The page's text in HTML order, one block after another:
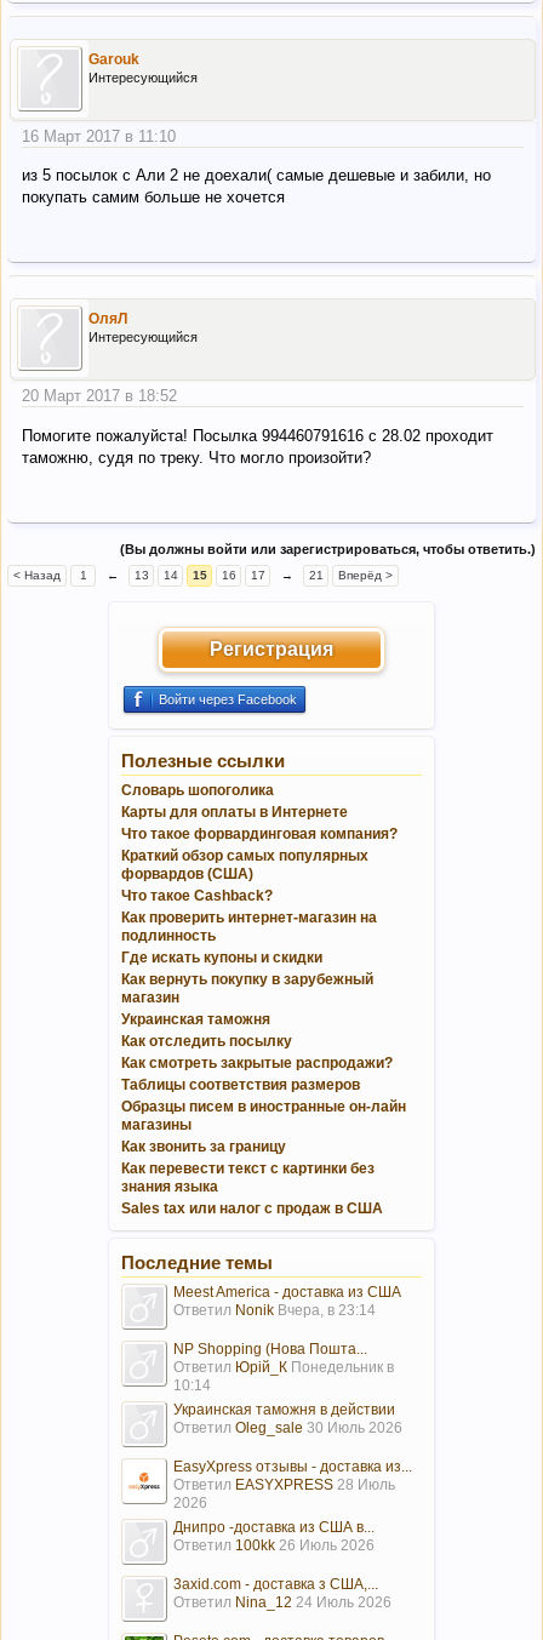
Garouk
Интересующийся
16 Март 2017 в 11:10
из 5 посылок с Али 2 не доехали( самые дешевые и забили, но
покупать самим больше не хочется
ОляЛ
Интересующийся
20 Март 2017 в 18:52
Помогите пожалуйста! Посылка 994460791616 с 28.02 проходит
таможню, судя по треку. Что могло произойти?
(Вы должны войти или зарегистрироваться, чтобы ответить.)
< Назад 1 ← 13 14 15 16 17 → 21 Вперёд >
Регистрация
Войти через Facebook
Полезные ссылки
Словарь шопоголика
Карты для оплаты в Интернете
Что такое форвардинговая компания?
Краткий обзор самых популярных
форвардов (США)
Что такое Cashback?
Как проверить интернет-магазин на
подлинность
Где искать купоны и скидки
Как вернуть покупку в зарубежный
магазин
Украинская таможня
Как отследить посылку
Как смотреть закрытые распродажи?
Таблицы соответствия размеров
Образцы писем в иностранные он-лайн
магазины
Как звонить за границу
Как перевести текст с картинки без
знания языка
Sales tax или налог с продаж в США
Последние темы
Meest America - доставка из США
Ответил Nonik Вчера, в 23:14
NP Shopping (Нова Пошта...
Ответил Юрій_К Понедельник в
10:14
Украинская таможня в действии
Ответил Oleg_sale 30 Июль 2026
EasyXpress отзывы - доставка из...
Ответил EASYXPRESS 28 Июль
2026
Днипро -доставка из США в...
Ответил 100kk 26 Июль 2026
3axid.com - доставка з США,...
Ответил Nina_12 24 Июль 2026